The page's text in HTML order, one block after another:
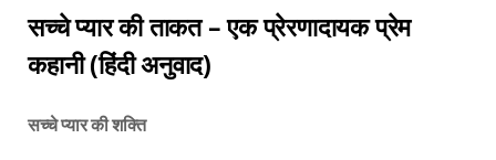
सच्चे प्यार की ताकत – एक प्रेरणादायक प्रेम
कहानी (हिंदी अनुवाद)
सच्चे प्यार की शक्ति